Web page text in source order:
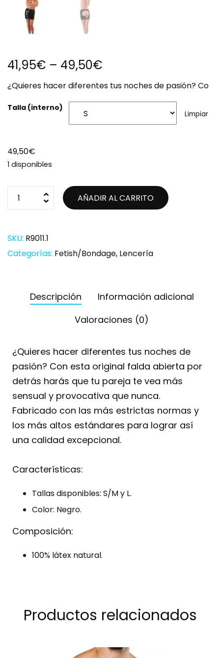
41,95€ – 49,50€
¿Quieres hacer diferentes tus noches de pasión? Co
Talla (interno)
Limpiar
49,50€
1 disponibles
AÑADIR AL CARRITO
SKU: R9011.1
Categorías: Fetish/Bondage, Lencería
Descripción
Información adicional
Valoraciones (0)
¿Quieres hacer diferentes tus noches de
pasión? Con esta original falda abierta por
detrás harás que tu pareja te vea más
sensual y provocativa que nunca.
Fabricado con las más estrictas normas y
los más altos estándares para lograr así
una calidad excepcional.
Características:
Tallas disponibles: S/M y L.
Color: Negro.
Composición:
100% látex natural.
Productos relacionados